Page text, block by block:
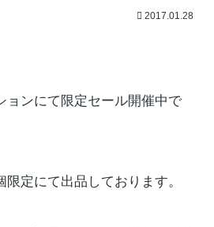
2017.01.28
ョンにて限定セール開催中で
定にて出品しております。